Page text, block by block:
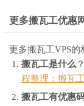
更多搬瓦工优惠
更多搬瓦工VPS
搬瓦工是什么
程整理：搬瓦
搬瓦工有优惠